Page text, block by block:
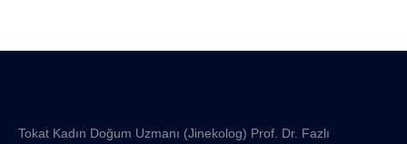
Tokat Kadın Doğum Uzmanı (Jinekolog) Prof. Dr. Fazlı